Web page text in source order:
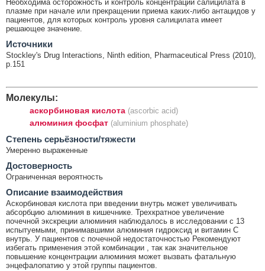
Необходима осторожность и контроль концентрации салицилата в
плазме при начале или прекращении приема каких-либо антацидов у
пациентов, для которых контроль уровня салицилата имеет
решающее значение.
Источники
Stockley's Drug Interactions, Ninth edition, Pharmaceutical Press (2010),
p.151
Молекулы:
аскорбиновая кислота (ascorbic acid)
алюминия фосфат (aluminium phosphate)
Cтепень серьёзности/тяжести
Умеренно выраженные
Достоверность
Ограниченная вероятность
Описание взаимодействия
Аскорбиновая кислота при введении внутрь может увеличивать
абсорбцию алюминия в кишечнике. Трехкратное увеличение
почечной экскреции алюминия наблюдалось в исследовании с 13
испытуемыми, принимавшими алюминия гидроксид и витамин С
внутрь. У пациентов с почечной недостаточностью Рекомендуют
избегать применения этой комбинации , так как значительное
повышение концентрации алюминия может вызвать фатальную
энцефалопатию у этой группы пациентов.